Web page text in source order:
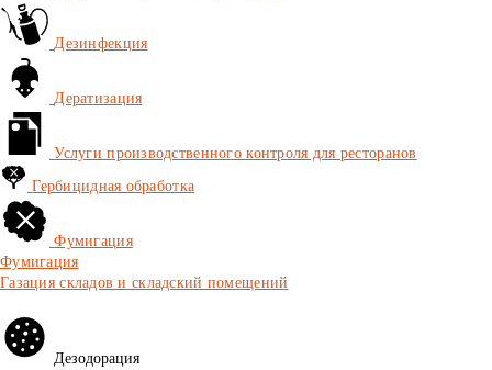
Дезинфекция
Дератизация
Услуги производственного контроля для ресторанов
Гербицидная обработка
Фумигация
Фумигация
Газация складов и складский помещений
Дезодорация